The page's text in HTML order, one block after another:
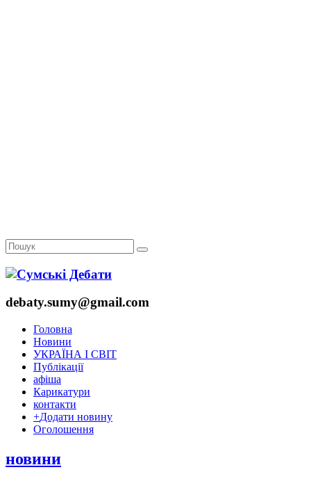
debaty.sumy@gmail.com
Головна
Новини
УКРАЇНА І СВІТ
Публікації
афіша
Карикатури
контакти
+Додати новину
Оголошення
новини